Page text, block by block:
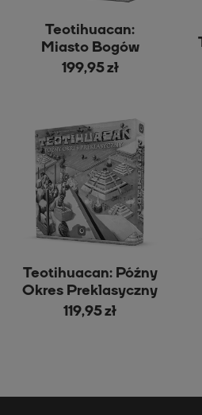
Teotihuacan:
Miasto Bogów
199,95 zł
Teotihuacan: Późny
Okres Preklasyczny
119,95 zł